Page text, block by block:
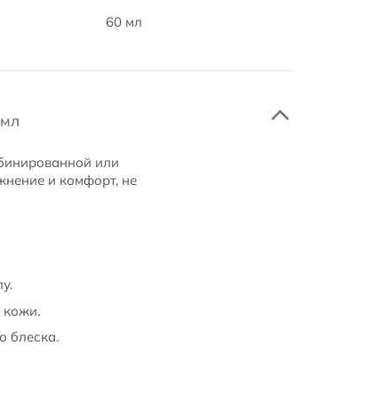
60 мл
или
и комфорт, не
кожи.
блеска.